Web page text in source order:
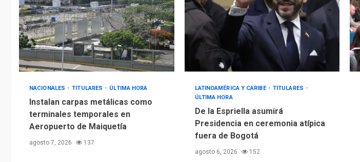
NACIONALES TITULARES ÚLTIMA HORA
Instalan carpas metálicas como
terminales temporales en
Aeropuerto de Maiquetía
agosto 7, 2026 137
LATINOAMÉRICA Y CARIBE
TITULARES
ÚLTIMA HORA
De la Espriella asumirá
Presidencia en ceremonia atípica
fuera de Bogotá
agosto 6, 2026 152